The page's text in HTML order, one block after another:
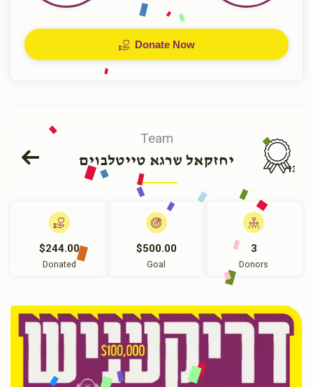
Donate Now
Team
יחזקאל שרגא טייטלבוים 136
$244.00
Donated
$500.00
Goal
3
Donors